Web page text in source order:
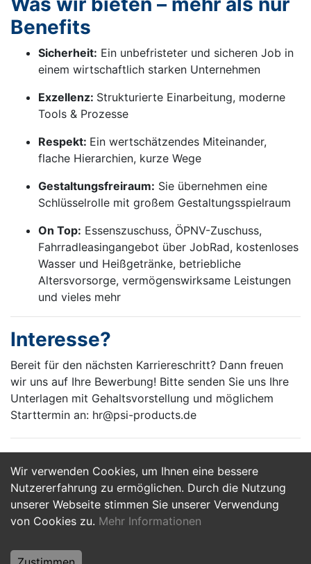
Wir verwenden Cookies, um Ihnen eine bessere
Nutzererfahrung zu ermöglichen. Durch die Nutzung
unserer Webseite stimmen Sie unserer Verwendung
von Cookies zu. Mehr Informationen
Benefits
Sicherheit: Ein unbefristeter und sicheren Job in
einem wirtschaftlich starken Unternehmen
Exzellenz: Strukturierte Einarbeitung, moderne
Tools & Prozesse
Respekt: Ein wertschätzendes Miteinander,
flache Hierarchien, kurze Wege
Gestaltungsfreiraum: Sie übernehmen eine
Schlüsselrolle mit großem Gestaltungsspielraum
On Top: Essenszuschuss, ÖPNV-Zuschuss,
Fahrradleasingangebot über JobRad, kostenloses
Wasser und Heißgetränke, betriebliche
Altersvorsorge, vermögenswirksame Leistungen
und vieles mehr
Interesse?
Bereit für den nächsten Karriereschritt? Dann freuen
wir uns auf Ihre Bewerbung! Bitte senden Sie uns Ihre
Unterlagen mit Gehaltsvorstellung und möglichem
Starttermin an: hr@psi-products.de
Jetzt Bewerben